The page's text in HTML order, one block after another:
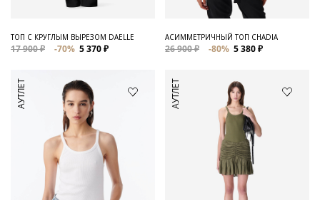
ТОП С КРУГЛЫМ ВЫРЕЗОМ DAELLE
17 900 ₽ -70% 5 370 ₽
АСИММЕТРИЧНЫЙ ТОП CHADIA
26 900 ₽ -80% 5 380 ₽
АУТЛЕТ АУТЛЕТ